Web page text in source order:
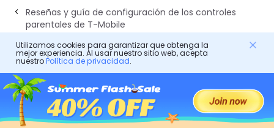
Reseñas y guía de configuración de los controles
parentales de T-Mobile
¿Cómo configurar controles parentales en la
computadora?
FlashGet Kids
Utilizamos cookies para garantizar que obtenga la
mejor experiencia. Al usar nuestro sitio web, acepta
nuestroPolítica de privacidad.